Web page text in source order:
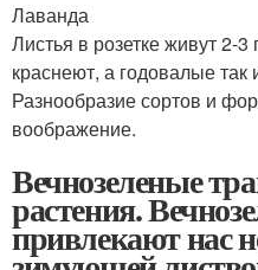
Лаванда
Листья в розетке живут 2-3
краснеют, а годовалые так
Разнообразие сортов и
воображение.
Вечнозеленые
растения.
привлекают нас